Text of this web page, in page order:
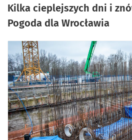
Kilka cieplejszych dni i
Pogoda dla Wrocławia